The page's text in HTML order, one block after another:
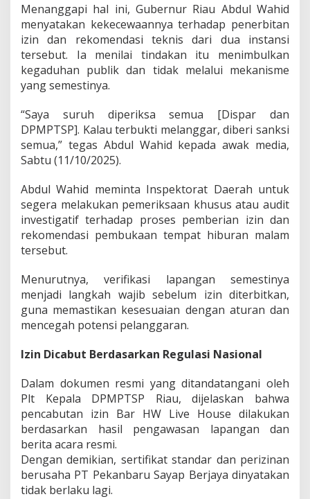
t
Menanggapi hal ini, Gubernur Riau Abdul Wahid
menyatakan kekecewaannya terhadap penerbitan
izin dan rekomendasi teknis dari dua instansi
tersebut. Ia menilai tindakan itu menimbulkan
kegaduhan publik dan tidak melalui mekanisme
yang semestinya.
“Saya suruh diperiksa semua [Dispar dan
DPMPTSP]. Kalau terbukti melanggar, diberi sanksi
semua,” tegas Abdul Wahid kepada awak media,
Sabtu (11/10/2025).
Abdul Wahid meminta Inspektorat Daerah untuk
segera melakukan pemeriksaan khusus atau audit
investigatif terhadap proses pemberian izin dan
rekomendasi pembukaan tempat hiburan malam
tersebut.
Menurutnya, verifikasi lapangan semestinya
menjadi langkah wajib sebelum izin diterbitkan,
guna memastikan kesesuaian dengan aturan dan
mencegah potensi pelanggaran.
Izin Dicabut Berdasarkan Regulasi Nasional
Dalam dokumen resmi yang ditandatangani oleh
Plt Kepala DPMPTSP Riau, dijelaskan bahwa
pencabutan izin Bar HW Live House dilakukan
berdasarkan hasil pengawasan lapangan dan
berita acara resmi.
Dengan demikian, sertifikat standar dan perizinan
berusaha PT Pekanbaru Sayap Berjaya dinyatakan
tidak berlaku lagi.